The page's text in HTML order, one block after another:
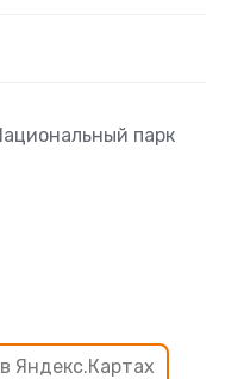
в Яндекс.Картах